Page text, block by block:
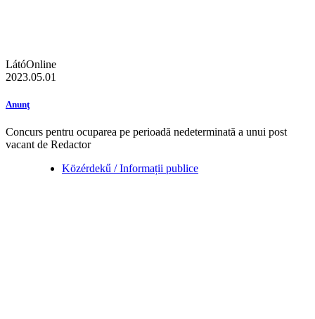
LátóOnline
2023.05.01
Anunţ
Concurs pentru ocuparea pe perioadă nedeterminată a unui post
vacant de Redactor
Közérdekű / Informații publice